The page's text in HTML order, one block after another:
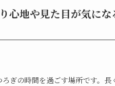
心地や見た目が気に
ぎの時間を過ごす場所です。